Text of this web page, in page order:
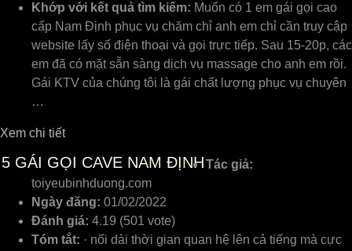
Khớp với kết quả tìm kiếm: Muốn có 1 em gái gọi cao
cấp Nam Định phục vụ chăm chỉ anh em chỉ cần truy cập
website lấy số điện thoại và gọi trực tiếp. Sau 15-20p, các
em đã có mặt sẵn sàng dịch vụ massage cho anh em rồi.
Gái KTV của chúng tôi là gái chất lượng phục vụ chuyên
…
Xem chi tiết
5 GÁI GỌI CAVE NAM ĐỊNHTác giả:
toiyeubinhduong.com
Ngày đăng: 01/02/2022
Đánh giá: 4.19 (501 vote)
Tóm tắt: · nối dài thời gian quan hệ lên cả tiếng mà cực